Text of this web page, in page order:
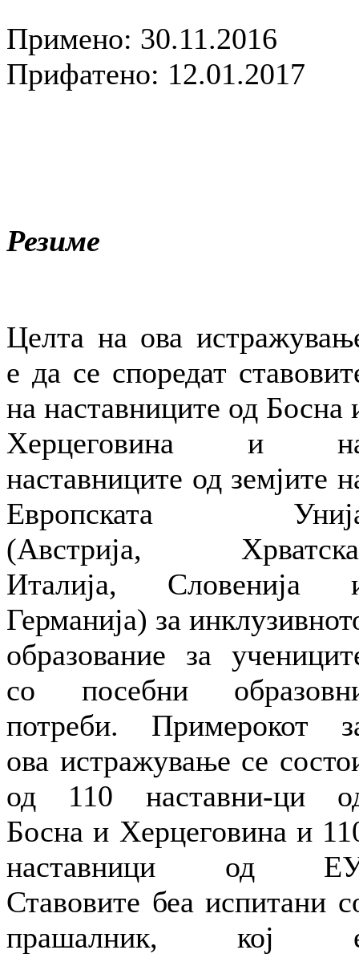
Примено: 30.11.2016
Прифатено: 12.01.2017
Резиме
Целта на ова
е да се споредат
на наставниците од Босна
Херцеговина и
наставниците од земјите
Европската
(Австрија,
Италија, Словенија
Германија) за
образование за
со посебни
потреби. Примерокот
ова истражување се
од 110 наставни-ци
Босна и Херцеговина и
наставници од
Ставовите беа испитани
прашалник, кој